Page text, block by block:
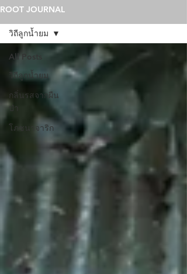
ROOT JOURNAL
All Posts
วิถีลูกน้ำยม
กลิ่นรสจากผืน
ป่า
โภชนาจาริก
วิถีลูกน้ำยม